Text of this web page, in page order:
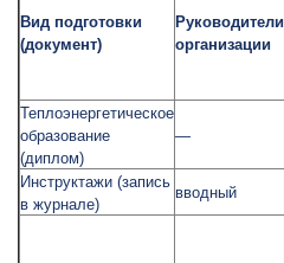
Вид подготовки
(документ)
Руководители
организации
Теплоэнергетическое
образование
(диплом)
—
Инструктажи (запись
в журнале)
вводный